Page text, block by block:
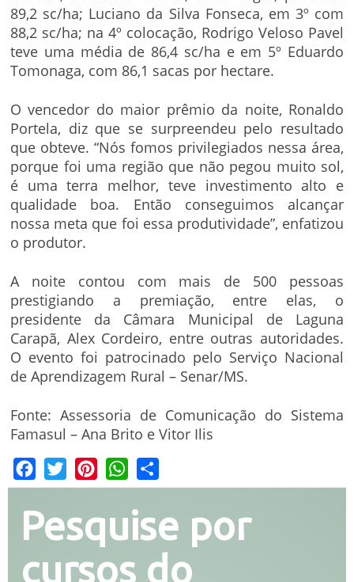
89,2 sc/ha; Luciano da Silva Fonseca, em 3º com
88,2 sc/ha; na 4º colocação, Rodrigo Veloso Pavel
teve uma média de 86,4 sc/ha e em 5º Eduardo
Tomonaga, com 86,1 sacas por hectare.
O vencedor do maior prêmio da noite, Ronaldo
Portela, diz que se surpreendeu pelo resultado
que obteve. “Nós fomos privilegiados nessa área,
porque foi uma região que não pegou muito sol,
é uma terra melhor, teve investimento alto e
qualidade boa. Então conseguimos alcançar
nossa meta que foi essa produtividade”, enfatizou
o produtor.
A noite contou com mais de 500 pessoas
prestigiando a premiação, entre elas, o
presidente da Câmara Municipal de Laguna
Carapã, Alex Cordeiro, entre outras autoridades.
O evento foi patrocinado pelo Serviço Nacional
de Aprendizagem Rural – Senar/MS.
Fonte: Assessoria de Comunicação do Sistema
Famasul – Ana Brito e Vitor Ilis
Facebook
Twitter PinterestWhatsApp
Pesquise por
cursos do